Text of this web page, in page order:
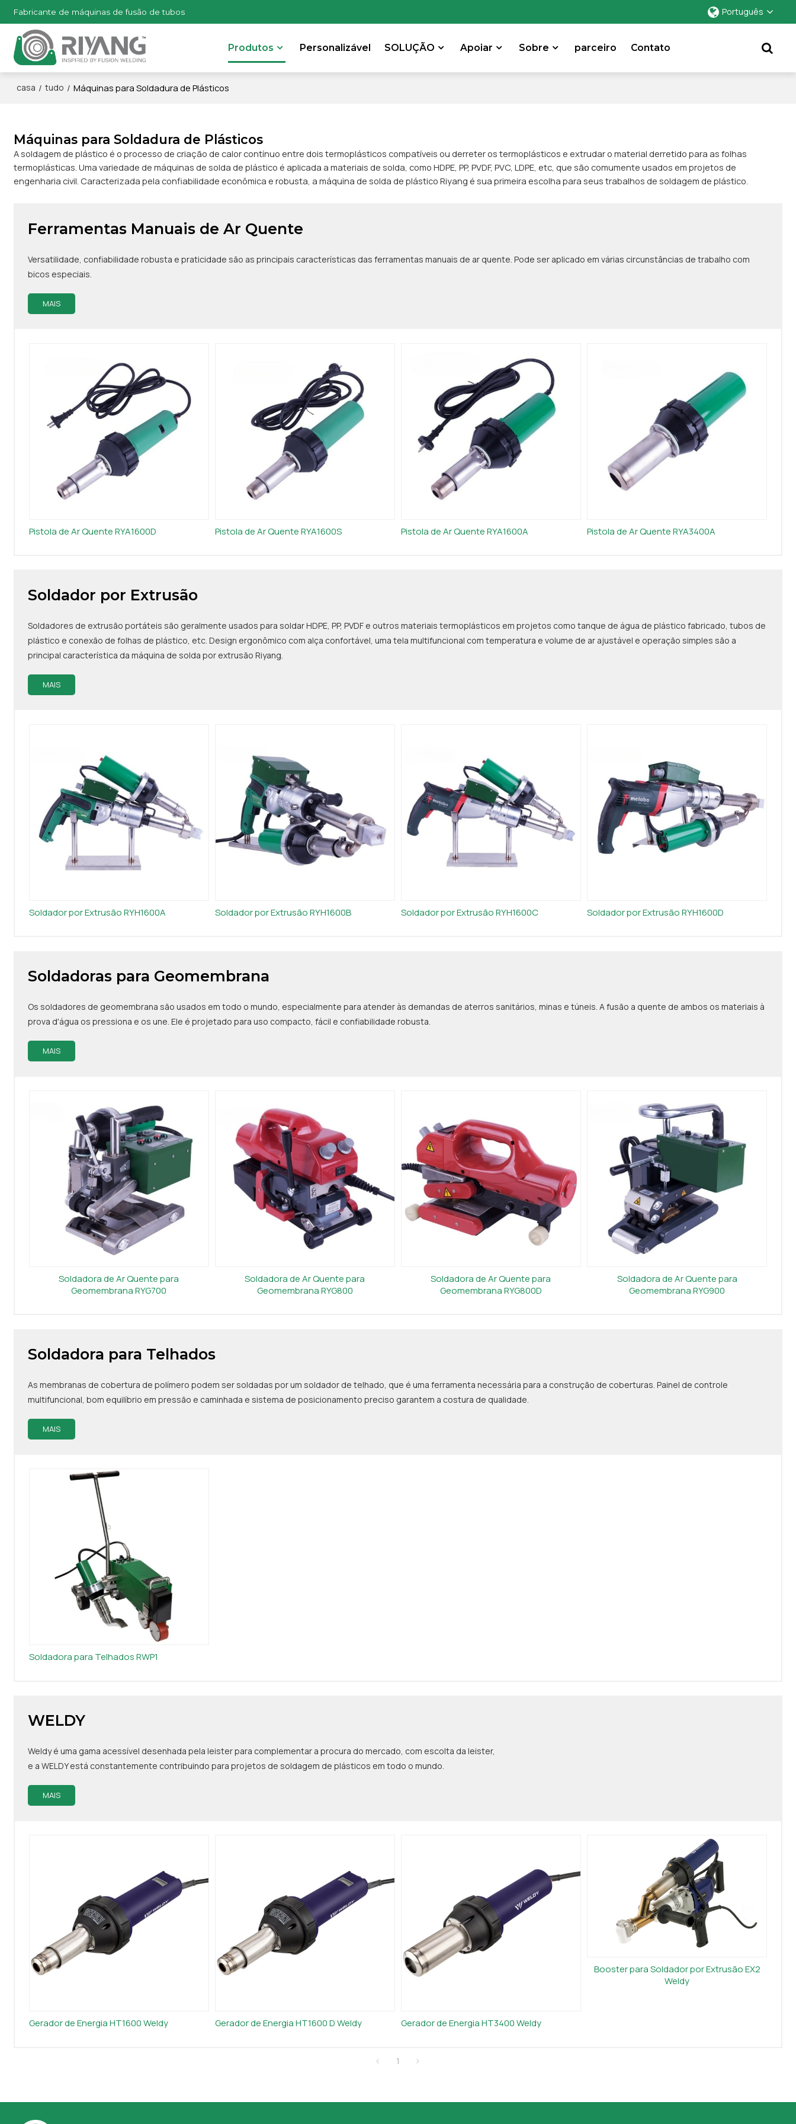
Fabricante de máquinas de fusão de tubos Português
Produtos Personalizável SOLUÇÃO Apoiar Sobre parceiro Contato
casa / tudo / Máquinas para Soldadura de Plásticos
Máquinas para Soldadura de Plásticos
A soldagem de plástico é o processo de criação de calor contínuo entre dois termoplásticos compatíveis ou derreter os termoplásticos e extrudar o material derretido para as folhas
termoplásticas. Uma variedade de máquinas de solda de plástico é aplicada a materiais de solda, como HDPE, PP, PVDF, PVC, LDPE, etc, que são comumente usados em projetos de
engenharia civil. Caracterizada pela confiabilidade econômica e robusta, a máquina de solda de plástico Riyang é sua primeira escolha para seus trabalhos de soldagem de plástico.
Ferramentas Manuais de Ar Quente
Versatilidade, confiabilidade robusta e praticidade são as principais características das ferramentas manuais de ar quente. Pode ser aplicado em várias circunstâncias de trabalho com
bicos especiais.
MAIS
Pistola de Ar Quente RYA1600D Pistola de Ar Quente RYA1600S Pistola de Ar Quente RYA1600A Pistola de Ar Quente RYA3400A
Soldador por Extrusão
Soldadores de extrusão portáteis são geralmente usados para soldar HDPE, PP, PVDF e outros materiais termoplásticos em projetos como tanque de água de plástico fabricado, tubos de
plástico e conexão de folhas de plástico, etc. Design ergonômico com alça confortável, uma tela multifuncional com temperatura e volume de ar ajustável e operação simples são a
principal característica da máquina de solda por extrusão Riyang.
MAIS
Soldador por Extrusão RYH1600A Soldador por Extrusão RYH1600B Soldador por Extrusão RYH1600C Soldador por Extrusão RYH1600D
Soldadoras para Geomembrana
Os soldadores de geomembrana são usados em todo o mundo, especialmente para atender às demandas de aterros sanitários, minas e túneis. A fusão a quente de ambos os materiais à
prova d'água os pressiona e os une. Ele é projetado para uso compacto, fácil e confiabilidade robusta.
MAIS
Soldadora de Ar Quente para
Geomembrana RYG700
Soldadora de Ar Quente para
Geomembrana RYG800
Soldadora de Ar Quente para
Geomembrana RYG800D
Soldadora de Ar Quente para
Geomembrana RYG900
Soldadora para Telhados
As membranas de cobertura de polímero podem ser soldadas por um soldador de telhado, que é uma ferramenta necessária para a construção de coberturas. Painel de controle
multifuncional, bom equilíbrio em pressão e caminhada e sistema de posicionamento preciso garantem a costura de qualidade.
MAIS
Soldadora para Telhados RWP1
WELDY
Weldy é uma gama acessível desenhada pela leister para complementar a procura do mercado, com escolta da leister,
e a WELDY está constantemente contribuindo para projetos de soldagem de plásticos em todo o mundo.
MAIS
Gerador de Energia HT1600 Weldy Gerador de Energia HT1600 D Weldy Gerador de Energia HT3400 Weldy
Booster para Soldador por Extrusão EX2
Weldy
1